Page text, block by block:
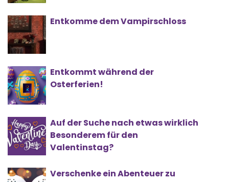
Entkomme dem Vampirschloss
Entkommt während der
Osterferien!
Auf der Suche nach etwas wirklich
Besonderem für den
Valentinstag?
Verschenke ein Abenteuer zu